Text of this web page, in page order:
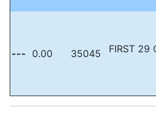
--- 0.00 35045 FIRST 29